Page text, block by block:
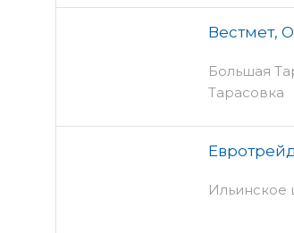
Вестмет,
Большая
Тарасовка
Ильинское